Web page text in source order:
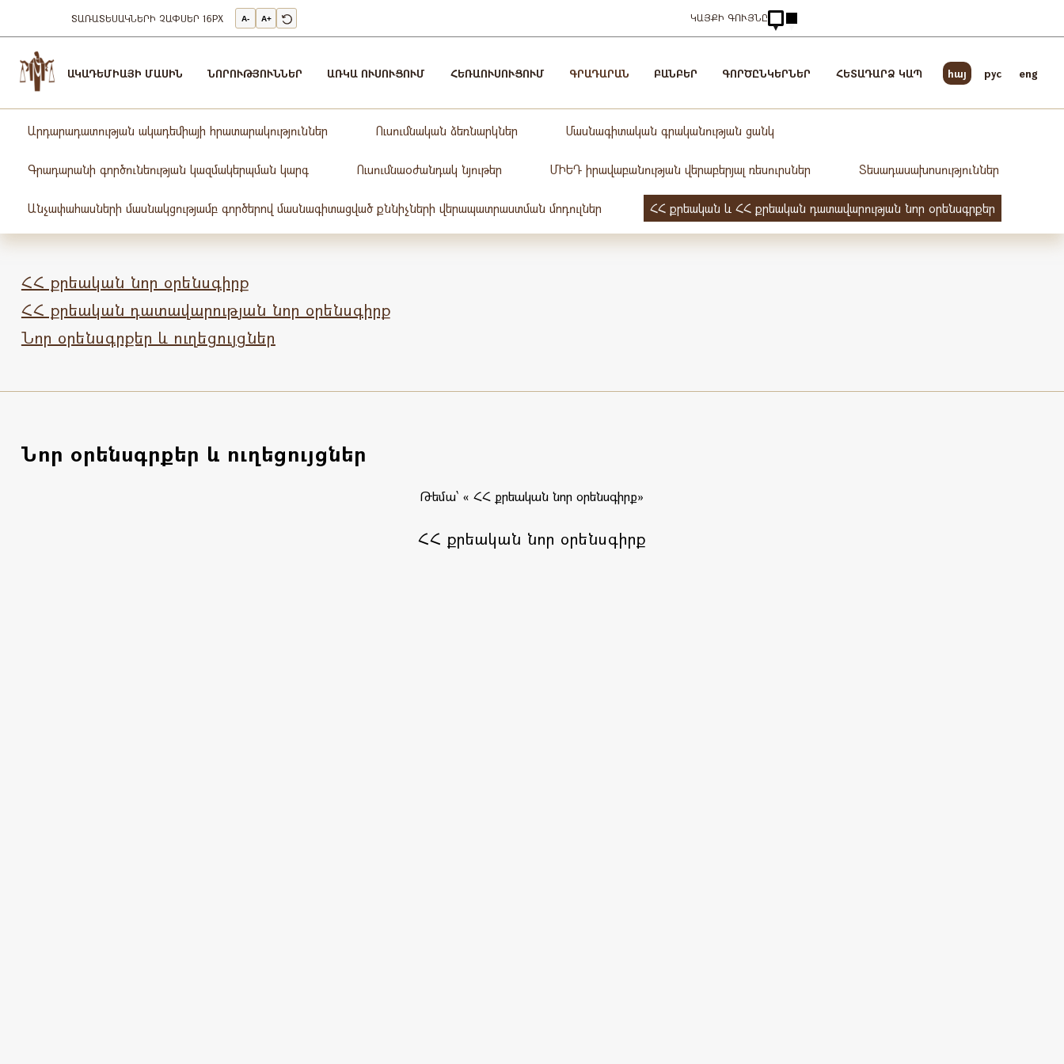
ՏԱՌԱՏԵՍԱԿՆԵՐԻ ՉԱՓՍԵՐ 16PX A- A+ ԿԱՅՔԻ ԳՈՒՅՆԸ
Ակադեմիա
-
ԱԿԱԴԵՄԻԱՅԻ ՄԱՍԻՆ ՆՈՐՈՒԹՅՈՒՆՆԵՐ ԱՌԿԱ ՈՒՍՈՒՑՈՒՄ ՀԵՌԱՈՒՍՈՒՑՈՒՄ ԳՐԱԴԱՐԱՆ ԲԱՆԲԵՐ ԳՈՐԾԸՆԿԵՐՆԵՐ ՀԵՏԱԴԱՐՁ ԿԱՊ հայ pyc eng
Արդարադատության ակադեմիայի հրատարակություններ Ուսումնական ձեռնարկներ Մասնագիտական գրականության ցանկ
Գրադարանի գործունեության կազմակերպման կարգ Ուսումնաօժանդակ նյութեր ՄԻԵԴ իրավաբանության վերաբերյալ ռեսուրսներ Տեսադասախոսություններ
Անչափահասների մասնակցությամբ գործերով մասնագիտացված քննիչների վերապատրաստման մոդուլներ ՀՀ քրեական և ՀՀ քրեական դատավարության նոր օրենսգրքեր
ՀՀ քրեական նոր օրենսգիրք
ՀՀ քրեական դատավարության նոր օրենսգիրք
Նոր օրենսգրքեր և ուղեցույցներ
Նոր օրենսգրքեր և ուղեցույցներ
Թեմա՝ « ՀՀ քրեական նոր օրենսգիրք»
ՀՀ քրեական նոր օրենսգիրք